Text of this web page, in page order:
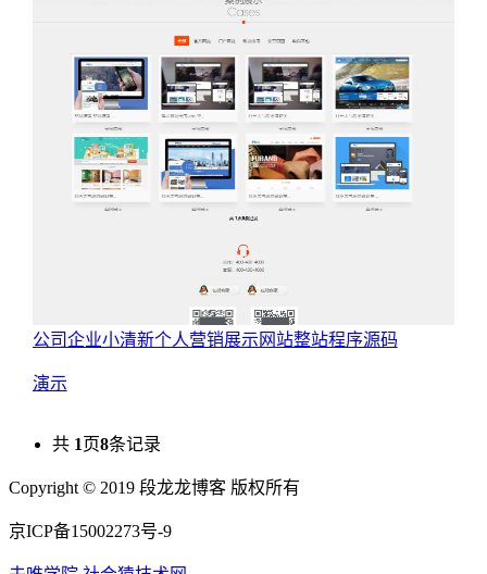
公司企业小清新个人营销展示网站整站程序源码
演示
共 1页8条记录
Copyright © 2019 段龙龙博客 版权所有
京ICP备15002273号-9